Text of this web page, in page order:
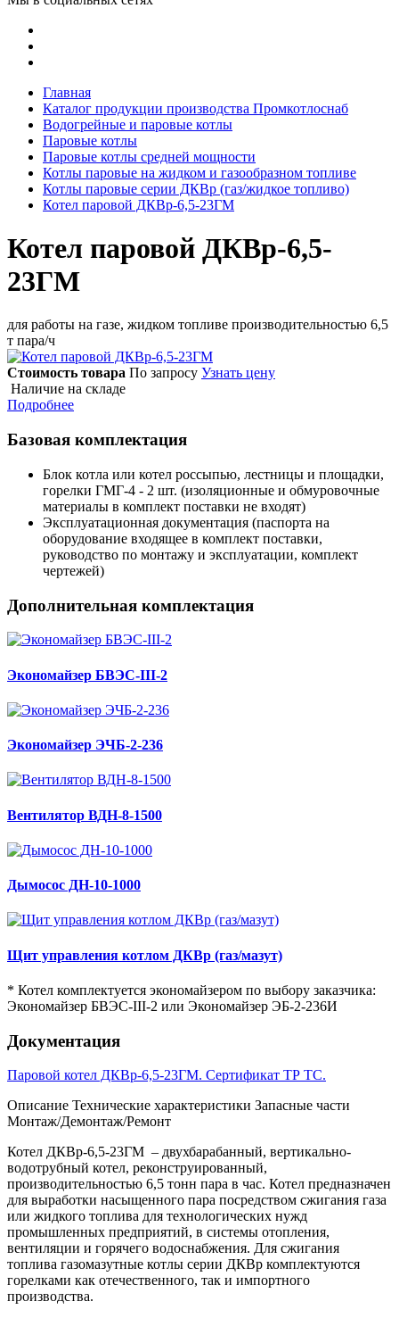
Главная
Каталог продукции производства Промкотлоснаб
Водогрейные и паровые котлы
Паровые котлы
Паровые котлы средней мощности
Котлы паровые на жидком и газообразном топливе
Котлы паровые серии ДКВр (газ/жидкое топливо)
Котел паровой ДКВр-6,5-23ГМ
Котел паровой ДКВр-6,5-
23ГМ
для работы на газе, жидком топливе производительностью 6,5
т пара/ч
Стоимость товара По запросу Узнать цену
Наличие на складе
Подробнее
Базовая комплектация
Блок котла или котел россыпью, лестницы и площадки,
горелки ГМГ-4 - 2 шт. (изоляционные и обмуровочные
материалы в комплект поставки не входят)
Эксплуатационная документация (паспорта на
оборудование входящее в комплект поставки,
руководство по монтажу и эксплуатации, комплект
чертежей)
Дополнительная комплектация
Экономайзер БВЭС-III-2
Экономайзер ЭЧБ-2-236
Вентилятор ВДН-8-1500
Дымосос ДН-10-1000
Щит управления котлом ДКВр (газ/мазут)
* Котел комплектуется экономайзером по выбору заказчика:
Экономайзер БВЭС-III-2 или Экономайзер ЭБ-2-236И
Документация
Паровой котел ДКВр-6,5-23ГМ. Сертификат ТР ТС.
Описание Технические характеристики Запасные части
Монтаж/Демонтаж/Ремонт
Котел ДКВр-6,5-23ГМ – двухбарабанный, вертикально-
водотрубный котел, реконструированный,
производительностью 6,5 тонн пара в час. Котел предназначен
для выработки насыщенного пара посредством сжигания газа
или жидкого топлива для технологических нужд
промышленных предприятий, в системы отопления,
вентиляции и горячего водоснабжения. Для сжигания
топлива газомазутные котлы серии ДКВр комплектуются
горелками как отечественного, так и импортного
производства.